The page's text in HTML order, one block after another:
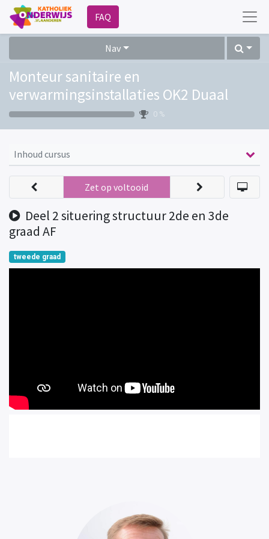
FAQ
Nav
Monteur sanitaire en
verwarmingsinstallaties OK2 Duaal
0 %
Inhoud cursus
Deel 2 situering structuur 2de en 3de
graad AF
Zet op voltooid
tweede graad